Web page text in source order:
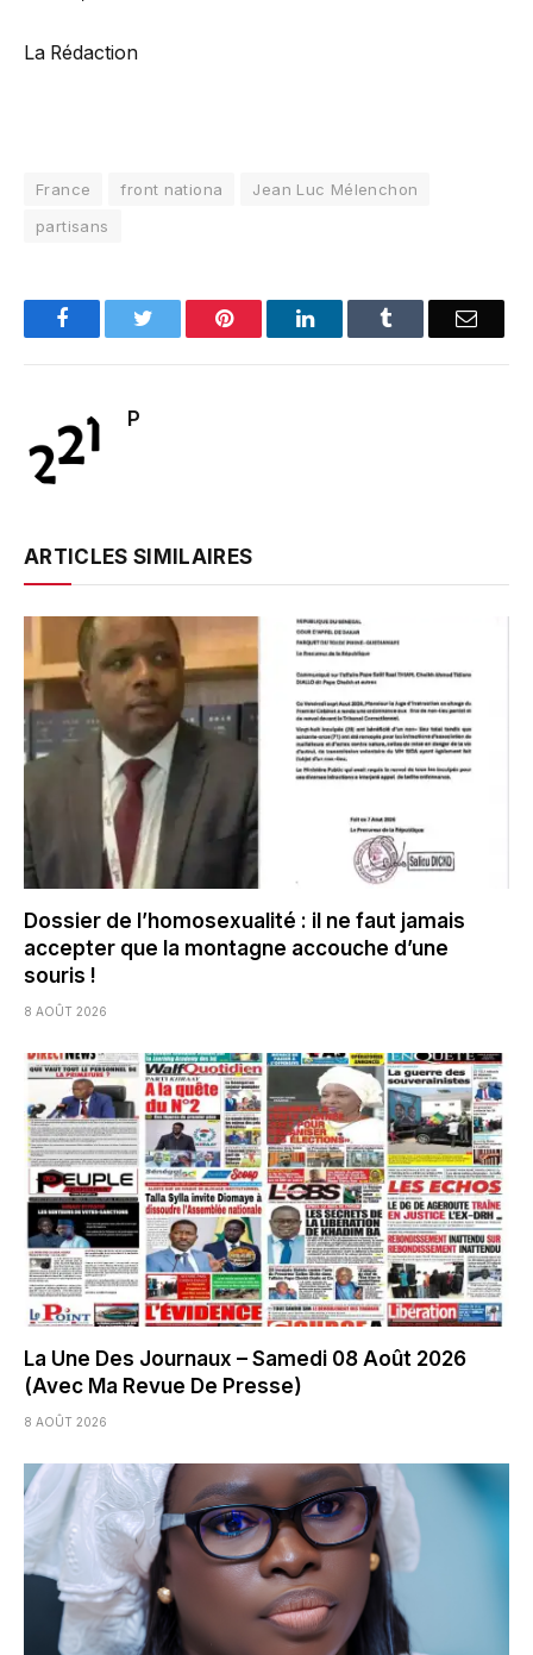
La Rédaction
France front nationa
Jean Luc Mélenchon
partisans
FacebookTwitter Pinterest LinkedInTumblr Email
P
ARTICLES SIMILAIRES
Dossier de l’homosexualité : il ne faut jamais
accepter que la montagne accouche d’une
souris !
8 AOÛT 2026
La Une Des Journaux – Samedi 08 Août 2026
(Avec Ma Revue De Presse)
8 AOÛT 2026